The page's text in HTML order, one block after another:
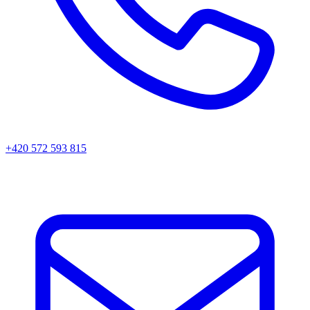
+420 572 593 815